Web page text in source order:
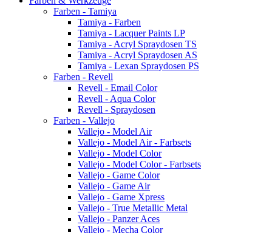
Farben - Tamiya
Tamiya - Farben
Tamiya - Lacquer Paints LP
Tamiya - Acryl Spraydosen TS
Tamiya - Acryl Spraydosen AS
Tamiya - Lexan Spraydosen PS
Farben - Revell
Revell - Email Color
Revell - Aqua Color
Revell - Spraydosen
Farben - Vallejo
Vallejo - Model Air
Vallejo - Model Air - Farbsets
Vallejo - Model Color
Vallejo - Model Color - Farbsets
Vallejo - Game Color
Vallejo - Game Air
Vallejo - Game Xpress
Vallejo - True Metallic Metal
Vallejo - Panzer Aces
Vallejo - Mecha Color